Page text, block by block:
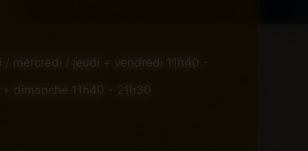
/ mercredi / jeudi + vendredi 11h40 -
+ dimanche 11h40 - 21h30